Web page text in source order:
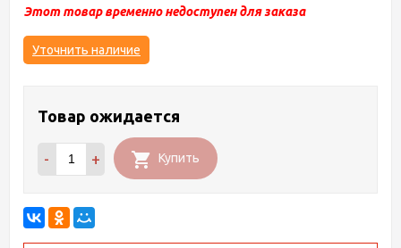
Этот товар временно недоступен для заказа
Уточнить наличие
Товар ожидается
- + Купить